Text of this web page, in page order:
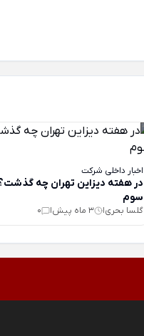
اخبار داخلی شرکت
در هفته دیزاین تهران چه
سوم
گلسا بحری| 3 ماه پیش |
0